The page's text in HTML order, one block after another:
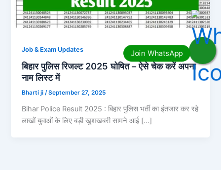
Job & Exam Updates
बिहार पुलिस रिजल्ट 2025 घोषित – ऐसे चेक करें अपना
नाम लिस्ट में
Bharti ji/September 27, 2025
Bihar Police Result 2025 : बिहार पुलिस भर्ती का इंतजार कर रहे
लाखों युवाओं के लिए बड़ी खुशखबरी सामने आई […]